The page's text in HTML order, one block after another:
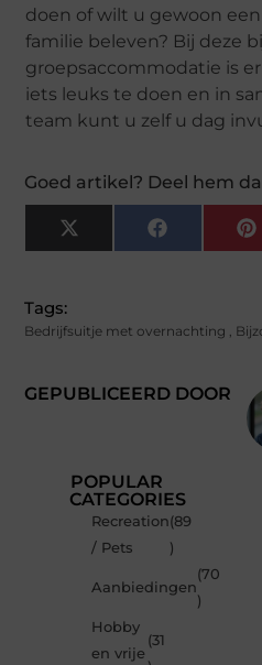
doen of wilt u gewoon
familie beleven? Bij deze
groepsaccommodatie is
iets leuks te doen en in
team kunt u zelf u dag
Goed artikel? Deel hem
X
(Twitter)
Facebook
GEPUBLICEERD DOOR
Tags:
Bedrijfsuitje met overnachting ,
POPULAR
CATEGORIES
Recreation
/ Pets
(89
)
Aanbiedingen
(70
)
Hobby
en vrije
(31